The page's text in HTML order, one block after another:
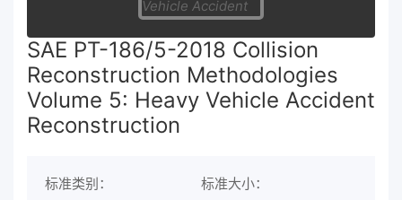
SAE PT-186/5-2018 Collision
Reconstruction Methodologies
Volume 5: Heavy Vehicle Accident
Reconstruction
标准类别： 标准大小：